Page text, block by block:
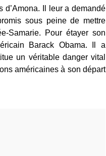
Il leur a demandé
sous peine de mettre
Samarie. Pour étayer son
Barack Obama. Il a
un véritable danger vital
américaines à son départ